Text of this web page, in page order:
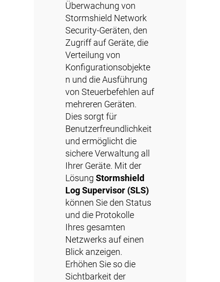
Überwachung von
Stormshield Network
Security-Geräten, den
Zugriff auf Geräte, die
Verteilung von
Konfigurationsobjekte
n und die Ausführung
von Steuerbefehlen auf
mehreren Geräten.
Dies sorgt für
Benutzerfreundlichkeit
und ermöglicht die
sichere Verwaltung all
Ihrer Geräte. Mit der
Lösung Stormshield
Log Supervisor (SLS)
können Sie den Status
und die Protokolle
Ihres gesamten
Netzwerks auf einen
Blick anzeigen.
Erhöhen Sie so die
Sichtbarkeit der